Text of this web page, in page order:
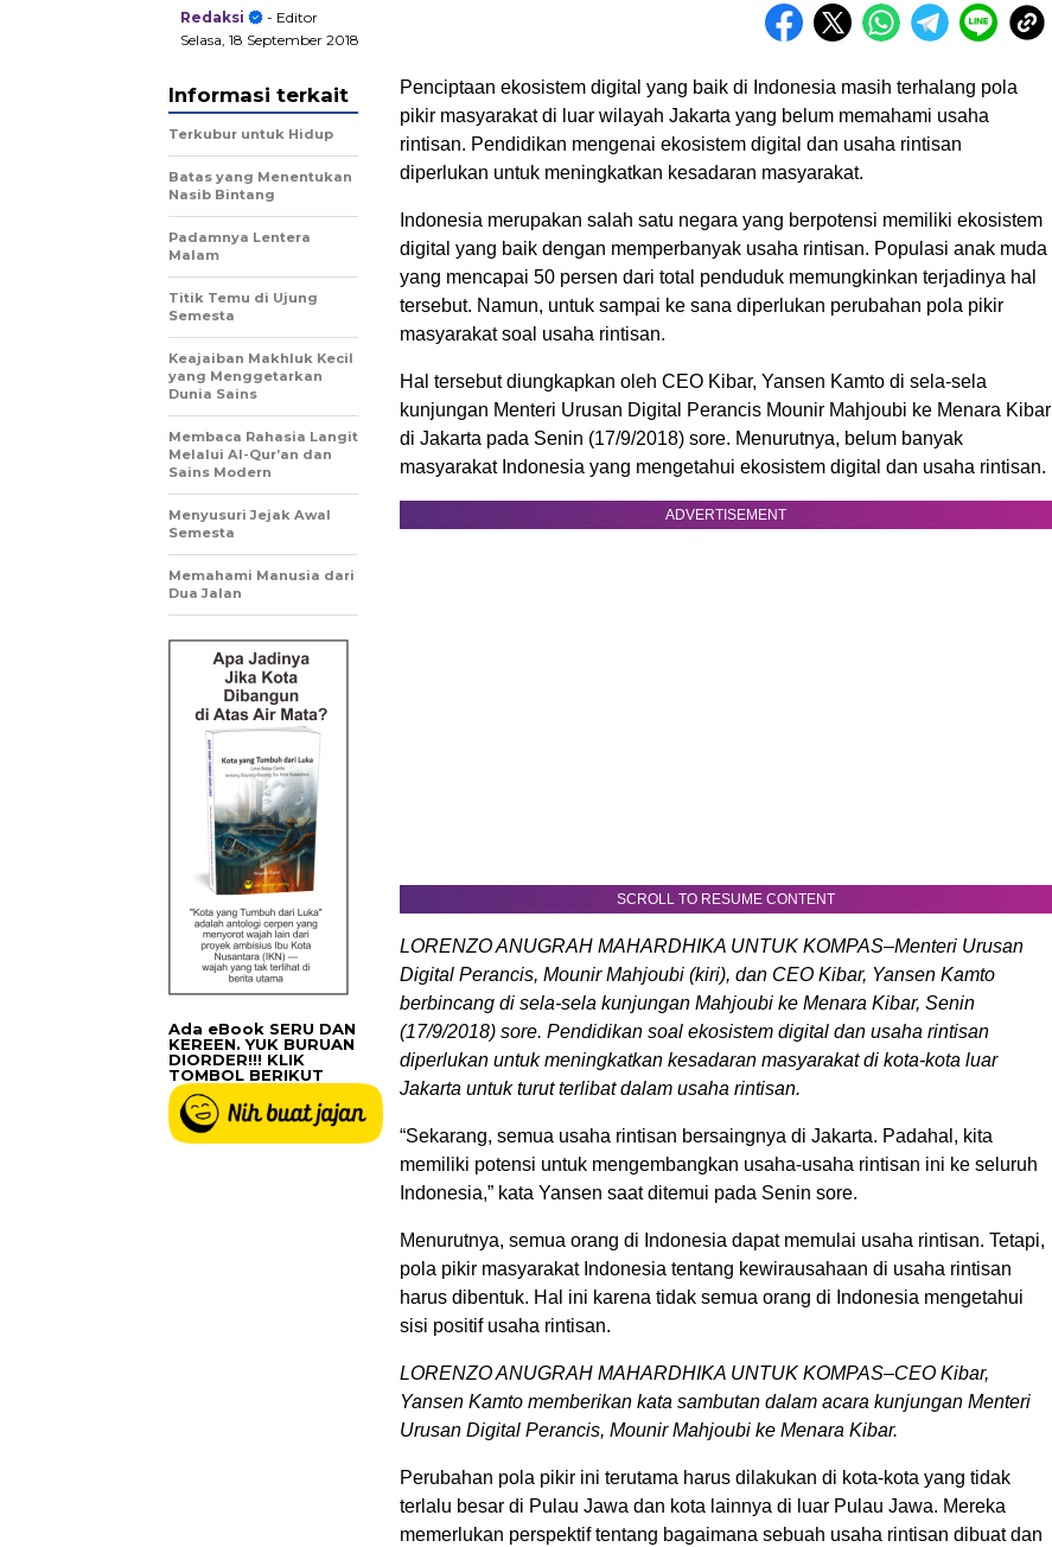
Redaksi
- Editor
Selasa, 18 September 2018
Penciptaan ekosistem digital yang baik di Indonesia masih terhalang pola
pikir masyarakat di luar wilayah Jakarta yang belum memahami usaha
rintisan. Pendidikan mengenai ekosistem digital dan usaha rintisan
diperlukan untuk meningkatkan kesadaran masyarakat.
Indonesia merupakan salah satu negara yang berpotensi memiliki ekosistem
digital yang baik dengan memperbanyak usaha rintisan. Populasi anak muda
yang mencapai 50 persen dari total penduduk memungkinkan terjadinya hal
tersebut. Namun, untuk sampai ke sana diperlukan perubahan pola pikir
masyarakat soal usaha rintisan.
Hal tersebut diungkapkan oleh CEO Kibar, Yansen Kamto di sela-sela
kunjungan Menteri Urusan Digital Perancis Mounir Mahjoubi ke Menara Kibar
di Jakarta pada Senin (17/9/2018) sore. Menurutnya, belum banyak
masyarakat Indonesia yang mengetahui ekosistem digital dan usaha rintisan.
ADVERTISEMENT
SCROLL TO RESUME CONTENT
LORENZO ANUGRAH MAHARDHIKA UNTUK KOMPAS–Menteri Urusan
Digital Perancis, Mounir Mahjoubi (kiri), dan CEO Kibar, Yansen Kamto
berbincang di sela-sela kunjungan Mahjoubi ke Menara Kibar, Senin
(17/9/2018) sore. Pendidikan soal ekosistem digital dan usaha rintisan
diperlukan untuk meningkatkan kesadaran masyarakat di kota-kota luar
Jakarta untuk turut terlibat dalam usaha rintisan.
“Sekarang, semua usaha rintisan bersaingnya di Jakarta. Padahal, kita
memiliki potensi untuk mengembangkan usaha-usaha rintisan ini ke seluruh
Indonesia,” kata Yansen saat ditemui pada Senin sore.
Menurutnya, semua orang di Indonesia dapat memulai usaha rintisan. Tetapi,
pola pikir masyarakat Indonesia tentang kewirausahaan di usaha rintisan
harus dibentuk. Hal ini karena tidak semua orang di Indonesia mengetahui
sisi positif usaha rintisan.
LORENZO ANUGRAH MAHARDHIKA UNTUK KOMPAS–CEO Kibar,
Yansen Kamto memberikan kata sambutan dalam acara kunjungan Menteri
Urusan Digital Perancis, Mounir Mahjoubi ke Menara Kibar.
Perubahan pola pikir ini terutama harus dilakukan di kota-kota yang tidak
terlalu besar di Pulau Jawa dan kota lainnya di luar Pulau Jawa. Mereka
memerlukan perspektif tentang bagaimana sebuah usaha rintisan dibuat dan
Informasi terkait
Terkubur untuk Hidup
Batas yang Menentukan
Nasib Bintang
Padamnya Lentera
Malam
Titik Temu di Ujung
Semesta
Keajaiban Makhluk Kecil
yang Menggetarkan
Dunia Sains
Membaca Rahasia Langit
Melalui Al-Qur’an dan
Sains Modern
Menyusuri Jejak Awal
Semesta
Memahami Manusia dari
Dua Jalan
Ada eBook SERU DAN
KEREEN. YUK BURUAN
DIORDER!!! KLIK
TOMBOL BERIKUT